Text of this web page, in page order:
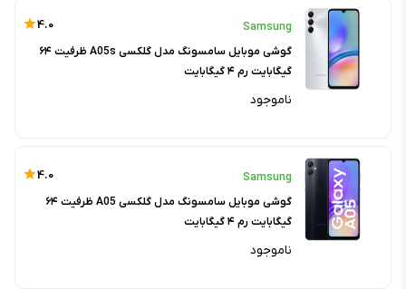
Samsung
4.0
گوشی موبایل سامسونگ مدل گلکسی A05s ظرفیت ۶۴
گیگابایت رم ۴ گیگابایت
ناموجود
Samsung
4.0
گوشی موبایل سامسونگ مدل گلکسی A05 ظرفیت ۶۴
گیگابایت رم ۴ گیگابایت
ناموجود